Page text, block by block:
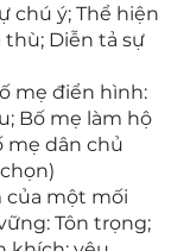
chú ý; Thể hiện
thù; Diễn tả sự
mẹ điển hình:
Bố mẹ làm hộ
mẹ dân chủ
của một mối
Tôn trọng;